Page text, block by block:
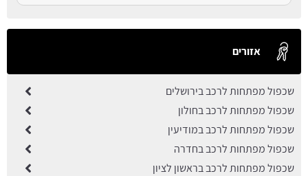
אזורים
שכפול מפתחות לרכב בירושלים
שכפול מפתחות לרכב בחולון
שכפול מפתחות לרכב במודיעין
שכפול מפתחות לרכב בחדרה
שכפול מפתחות לרכב בראשון לציון